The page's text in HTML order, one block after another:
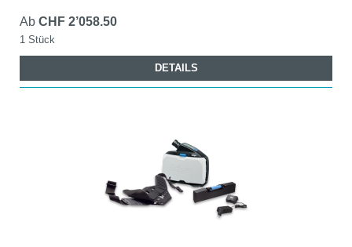
Ab CHF 2’058.50
1 Stück
DETAILS